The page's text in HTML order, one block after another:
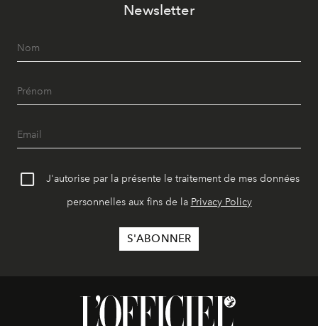
Newsletter
J'autorise par la présente le traitement de mes données
personnelles aux fins de la Privacy Policy